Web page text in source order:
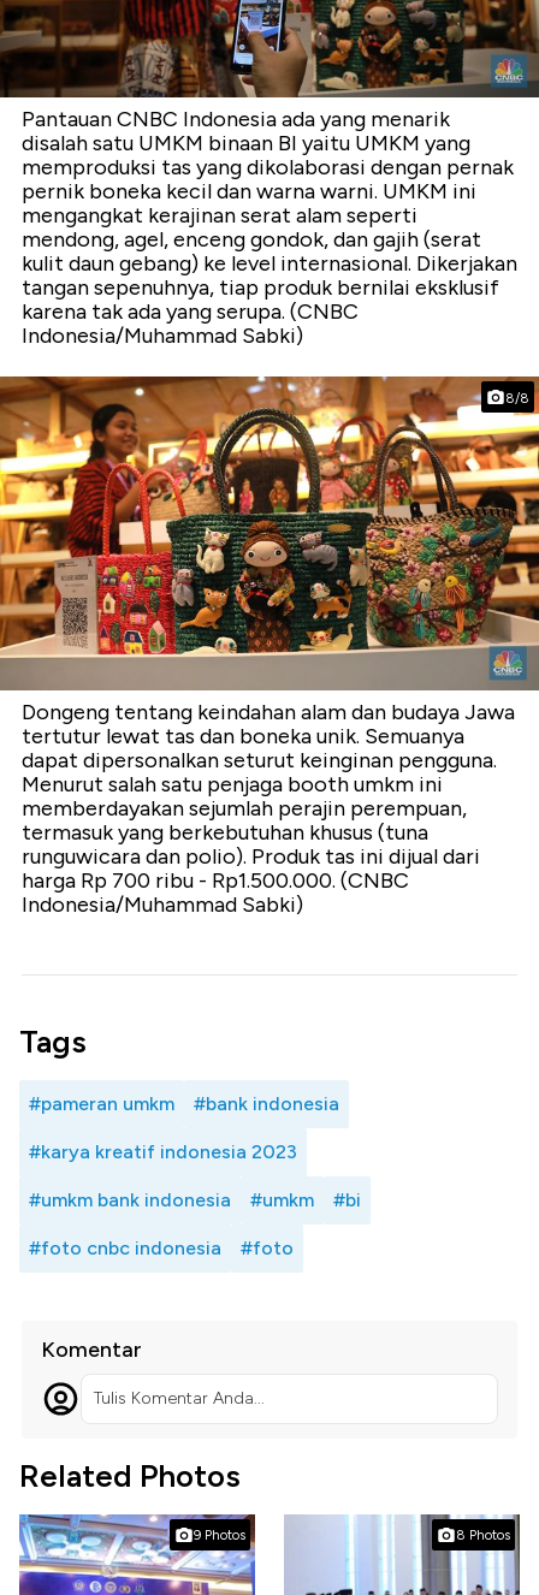
Pantauan CNBC Indonesia ada yang menarik
disalah satu UMKM binaan BI yaitu UMKM yang
memproduksi tas yang dikolaborasi dengan pernak
pernik boneka kecil dan warna warni. UMKM ini
mengangkat kerajinan serat alam seperti
mendong, agel, enceng gondok, dan gajih (serat
kulit daun gebang) ke level internasional. Dikerjakan
tangan sepenuhnya, tiap produk bernilai eksklusif
karena tak ada yang serupa. (CNBC
Indonesia/Muhammad Sabki)
8/8
Dongeng tentang keindahan alam dan budaya Jawa
tertutur lewat tas dan boneka unik. Semuanya
dapat dipersonalkan seturut keinginan pengguna.
Menurut salah satu penjaga booth umkm ini
memberdayakan sejumlah perajin perempuan,
termasuk yang berkebutuhan khusus (tuna
runguwicara dan polio). Produk tas ini dijual dari
harga Rp 700 ribu - Rp1.500.000. (CNBC
Indonesia/Muhammad Sabki)
Tags
#pameran umkm #bank indonesia
#karya kreatif indonesia 2023
#umkm bank indonesia #umkm #bi
#foto cnbc indonesia #foto
Komentar
Tulis Komentar Anda...
Related Photos
9 Photos 8 Photos